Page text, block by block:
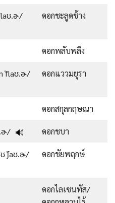
ดอกชะลูดช้าง
ดอกพลับพลึง
ˈflaʊ.ɚ/
ดอกแววมยุรา
ดอกสกุลกฤษณา
🔊 ดอกชบา
ˈʃaʊ.ɚ/
ดอกชัยพฤกษ์
ดอกไลเซนทัส/